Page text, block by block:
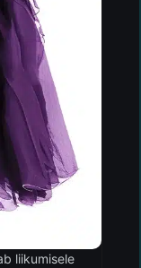
liikumisele